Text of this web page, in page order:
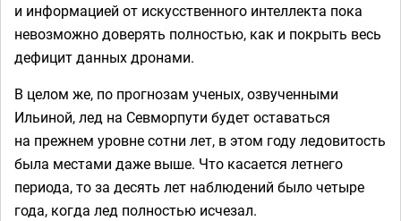
и информацией от искусственного интеллекта пока
невозможно доверять полностью, как и покрыть весь
дефицит данных дронами.
В целом же, по прогнозам ученых, озвученными
Ильиной, лед на Севморпути будет оставаться
на прежнем уровне сотни лет, в этом году ледовитость
была местами даже выше. Что касается летнего
периода, то за десять лет наблюдений было четыре
года, когда лед полностью исчезал.